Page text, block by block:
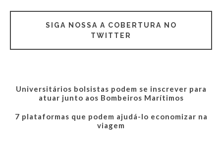
SIGA NOSSA A COBERTURA NO
TWITTER
Universitários bolsistas podem se inscrever para
atuar junto aos Bombeiros Marítimos
7 plataformas que podem ajudá-lo economizar na
viagem